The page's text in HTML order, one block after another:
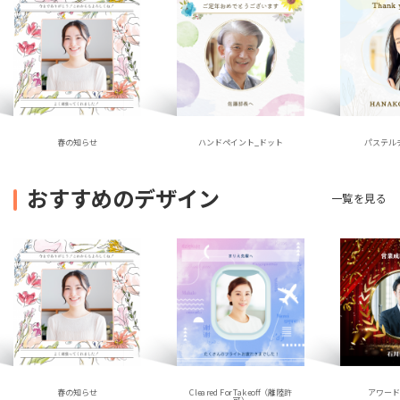
春の知らせ ハンドペイント_ドット パステル
おすすめのデザイン 一覧を見る
春の知らせ Cleared For Takeoff（離陸許 アワー